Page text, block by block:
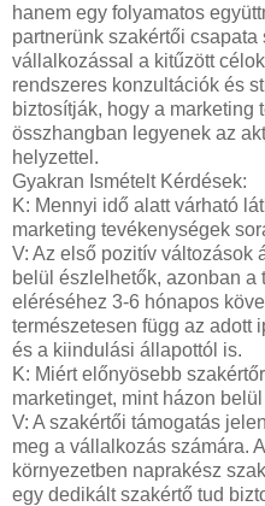
hanem egy folyamatos
partnerünk szakértői
vállalkozással a kitűzött
rendszeres konzultációk és
biztosítják, hogy a marketing
összhangban legyenek az
helyzettel.
Gyakran Ismételt Kérdések:
K: Mennyi idő alatt várható
marketing tevékenységek
V: Az első pozitív változások
belül észlelhetők, azonban a
eléréséhez 3-6 hónapos
természetesen függ az adott
és a kiindulási állapottól is.
K: Miért előnyösebb
marketinget, mint házon
V: A szakértői támogatás
meg a vállalkozás számára.
környezetben naprakész
egy dedikált szakértő tud